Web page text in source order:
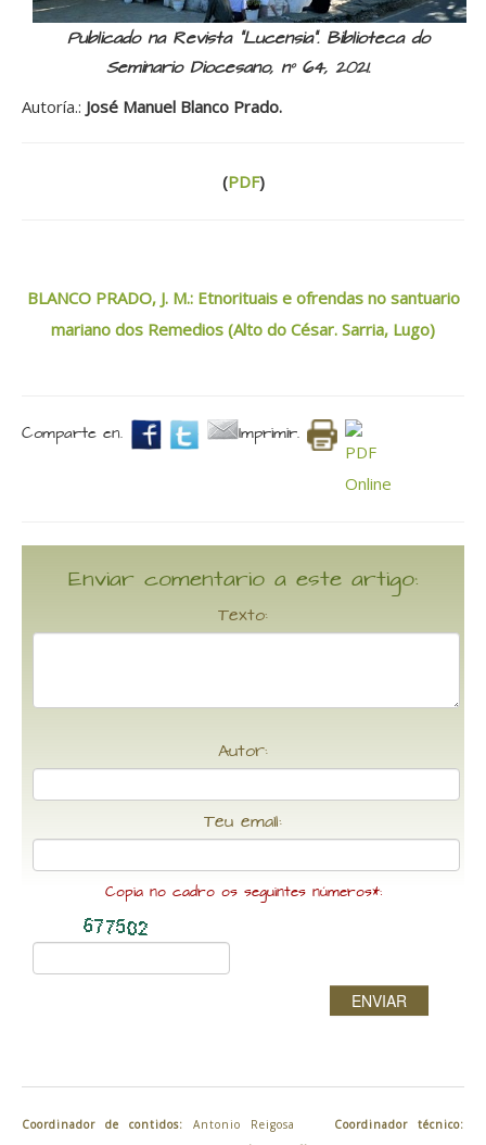
Publicado na Revista “Lucensia”. Biblioteca do
Seminario Diocesano, nº 64, 2021.
Autoría.: José Manuel Blanco Prado.
(PDF)
BLANCO PRADO, J. M.: Etnorituais e ofrendas no santuario
mariano dos Remedios (Alto do César. Sarria, Lugo)
Comparte en. Imprimir.
Enviar comentario a este artigo:
Texto:
Autor:
Teu email:
Copia no cadro os seguintes números*:
ENVIAR
Coordinador de contidos: Antonio Reigosa Coordinador técnico: